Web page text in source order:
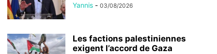
Yannis - 03/08/2026
Les factions palestiniennes
exigent l’accord de Gaza